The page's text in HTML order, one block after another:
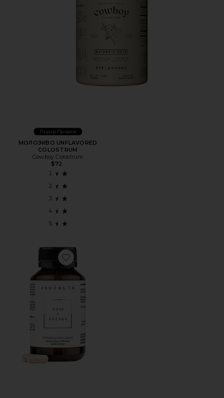
Лидер Продаж
МОЛОЗИВО UNFLAVORED
COLOSTRUM
Cowboy Colostrum
$72
Favorite ВИТАМИНЫ ДЛЯ ВОЛОС И ЭНЕРГИИ HAIR +